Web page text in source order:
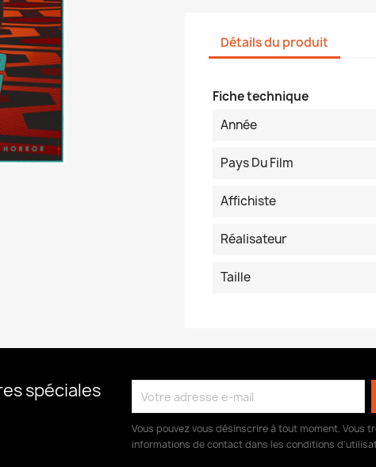
Détails du produit
Fiche technique
Année
Pays Du Film
Affichiste
Réalisateur
Taille
spéciales
Vous pouvez vous désinscrire à tout moment. Vous
informations de contact dans les conditions